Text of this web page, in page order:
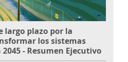
largo plazo por la
los sistemas
- Resumen Ejecutivo